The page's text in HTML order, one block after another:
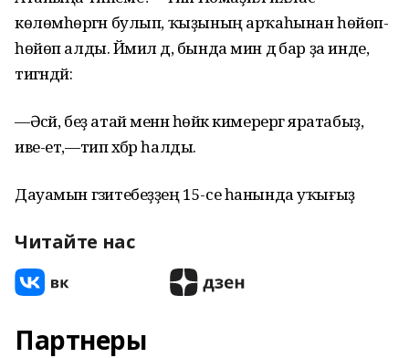
көлөмһөрәгән булып, ҡыҙының арҡаһынан һөйөп-
һөйөп алды. Йәмил дә, бында мин дә бар ҙа инде,
тигәндәй:
—Әсәй, беҙ атай менән һөйәк кимерергә яратабыҙ,
иве-ет,—тип хәбәр һалды.
Дауамын гәзитебеҙҙең 15-се һанында уҡығыҙ
Читайте нас
Партнеры